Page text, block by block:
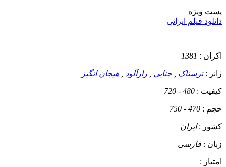
پست ويژه
دانلود فیلم ایرانی
اکران : 1381
ژانر :ترسناک جنایی رازآلود هیجان انگیز
کیفیت : 480 - 720
حجم : 470 - 750
کشور :ایران
زبان : فارسی
امتیاز :